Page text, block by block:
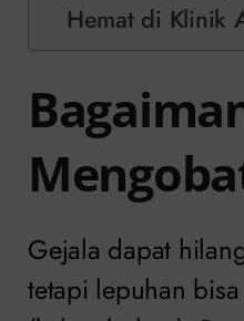
Hemat di Klinik
Gejala dapat
tetapi lepuhan